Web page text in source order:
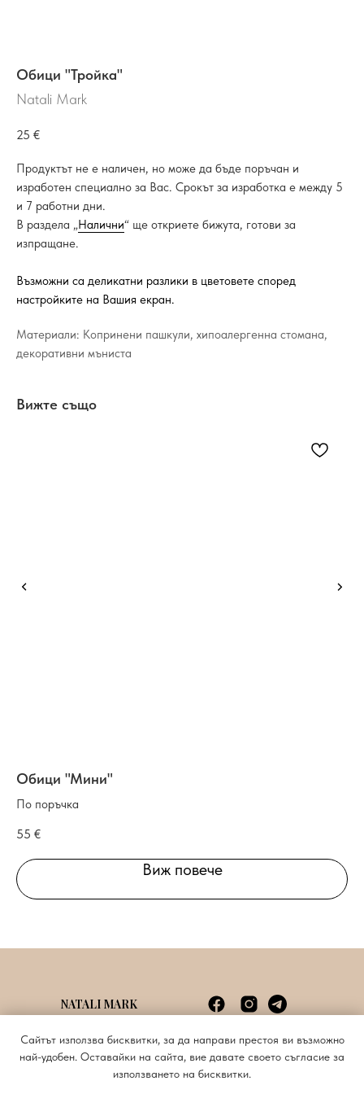
Сайтът използва бисквитки, за да направи престоя ви възможно
най-удобен. Оставайки на сайта, вие давате своето съгласие за
използването на бисквитки.
Обици "Тройка"
Natali Mark
25 €
Продуктът не е наличен, но може да бъде поръчан и
изработен специално за Вас. Срокът за изработка е между 5
и 7 работни дни.
В раздела „Налични“ ще откриете бижута, готови за
изпращане.
Възможни са деликатни разлики в цветовете според
настройките на Вашия екран.
Материали: Копринени пашкули, хипоалергенна стомана,
декоративни мъниста
Вижте също
Обици "Мини"
По поръчка
55 €
Виж повече
NATALI MARK
+359885620676
Политика за поверителност